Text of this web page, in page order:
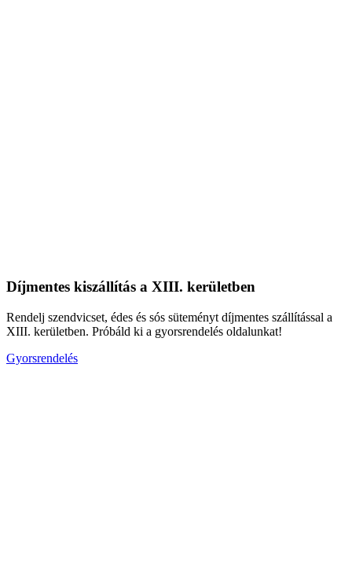
Díjmentes kiszállítás a XIII. kerületben
Rendelj szendvicset, édes és sós süteményt díjmentes szállítással a
XIII. kerületben. Próbáld ki a gyorsrendelés oldalunkat!
Gyorsrendelés